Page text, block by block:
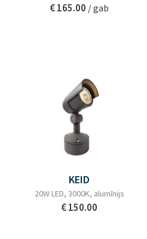
€ 165.00 / gab
KEID
20W LED, 3000K, alumīnijs
€ 150.00